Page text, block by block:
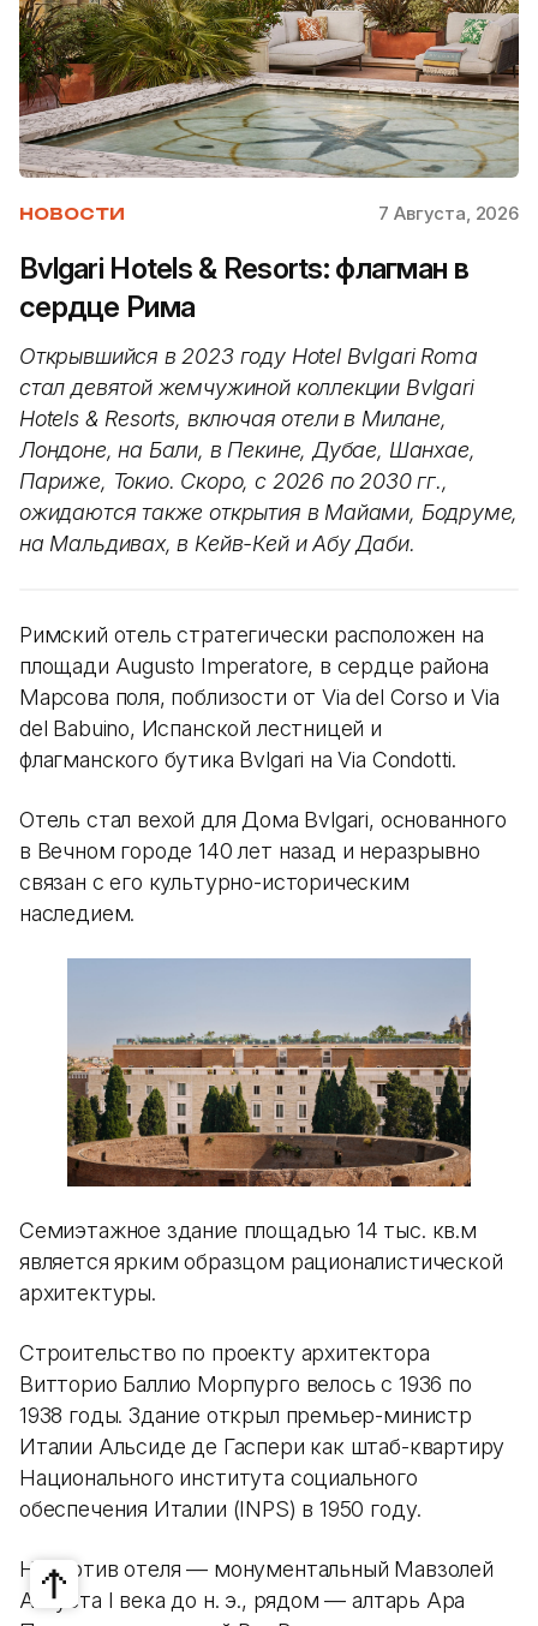
НОВОСТИ 7 Августа, 2026
Bvlgari Hotels & Resorts: флагман в
сердце Рима
Открывшийся в 2023 году Hotel Bvlgari Roma
стал девятой жемчужиной коллекции Bvlgari
Hotels & Resorts, включая отели в Милане,
Лондоне, на Бали, в Пекине, Дубае, Шанхае,
Париже, Токио. Скоро, с 2026 по 2030 гг.,
ожидаются также открытия в Майами, Бодруме,
на Мальдивах, в Кейв-Кей и Абу Даби.
Римский отель стратегически расположен на
площади Augusto Imperatore, в сердце района
Марсова поля, поблизости от Via del Corso и Via
del Babuino, Испанской лестницей и
флагманского бутика Bvlgari на Via Condotti.
Отель стал вехой для Дома Bvlgari, основанного
в Вечном городе 140 лет назад и неразрывно
связан с его культурно-историческим
наследием.
Семиэтажное здание площадью 14 тыс. кв.м
является ярким образцом рационалистической
архитектуры.
Строительство по проекту архитектора
Витторио Баллио Морпурго велось с 1936 по
1938 годы. Здание открыл премьер-министр
Италии Альсиде де Гаспери как штаб-квартиру
Национального института социального
обеспечения Италии (INPS) в 1950 году.
Напротив отеля — монументальный Мавзолей
Августа I века до н. э., рядом — алтарь Ара